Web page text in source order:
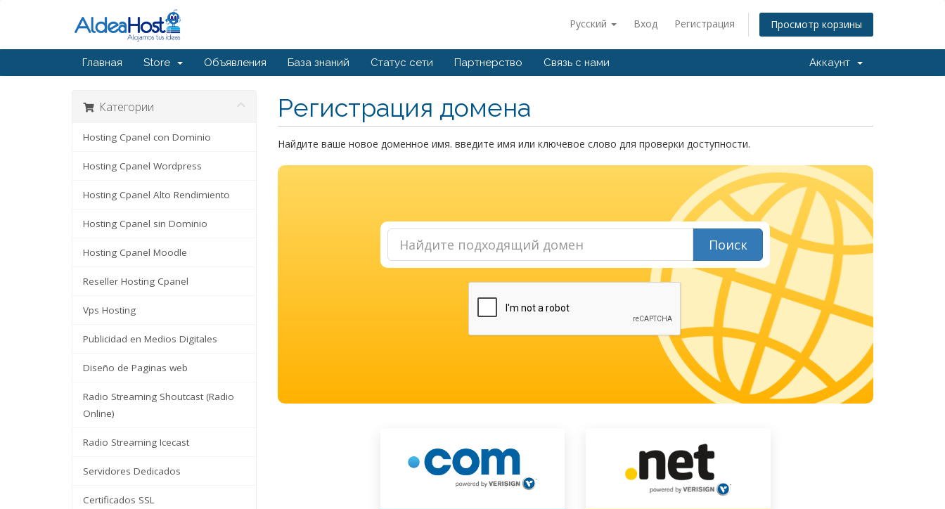
Русский Вход Регистрация Просмотр корзины
Главная Store Объявления База знаний Статус сети Партнерство Связь с нами Аккаунт
Категории
Hosting Cpanel con Dominio
Hosting Cpanel Wordpress
Hosting Cpanel Alto Rendimiento
Hosting Cpanel sin Dominio
Hosting Cpanel Moodle
Reseller Hosting Cpanel
Vps Hosting
Publicidad en Medios Digitales
Diseño de Paginas web
Radio Streaming Shoutcast (Radio
Online)
Radio Streaming Icecast
Servidores Dedicados
Certificados SSL
Регистрация домена
Найдите ваше новое доменное имя. введите имя или ключевое слово для проверки доступности.
Поиск